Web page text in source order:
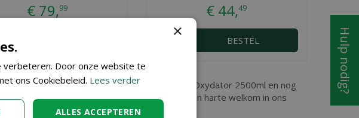
€ 79,99 € 44,49
BESTEL
Aalst, Gent en Sint Niklaas, vindt u Velda Bio-Oxydator 2500ml en nog
Bio-Oxydator 2500ml dan bent u ook van harte welkom in ons
Hulp nodig?
×
verbeteren. Door onze website te
ons Cookiebeleid. Lees verder
ALLES ACCEPTEREN